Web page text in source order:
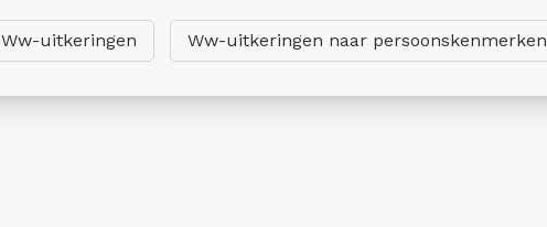
Ww-uitkeringen Ww-uitkeringen naar persoonskenmerken